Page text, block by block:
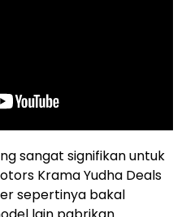
sangat signifikan untuk
Krama Yudha Deals
sepertinya bakal